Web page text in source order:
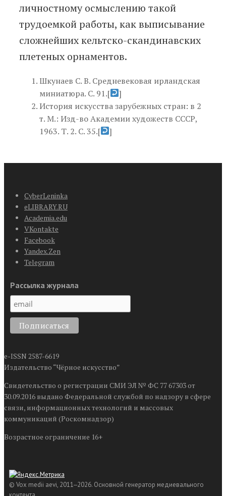
личностному осмыслению такой
трудоемкой работы, как выписывание
сложнейших кельтско-скандинавских
плетеных орнаментов.
Шкунаев С. В. Средневековая ирландская
миниатюра. С. 91.[
]
История искусства зарубежных стран: в 2
т. М.: Изд-во Академии художеств СССР,
1963. Т. 2. С. 35.[ ]
CyberLeninka
eLIBRARY.RU
Academia.edu
VKontakte
Facebook
Yandex.Zen
Telegram
Рассылка журнала
e-ISSN 2587-6619
Издательство “Чёрное искусство”
Свидетельство о регистрации СМИ ЭЛ № ФС 77 67303 от
30.09.2016 выдано Федеральной службой по надзору в сфере
связи, информационных технологий и массовых
коммуникаций (Роскомнадзор)
Возрастное ограничение 16+
© Vox medii aevi, 2011‒2026. Основной генератор медиевального